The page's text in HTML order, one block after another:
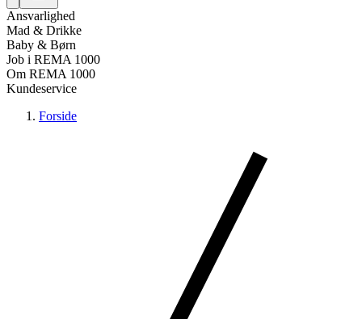
Ansvarlighed
Mad & Drikke
Baby & Børn
Job i REMA 1000
Om REMA 1000
Kundeservice
Forside